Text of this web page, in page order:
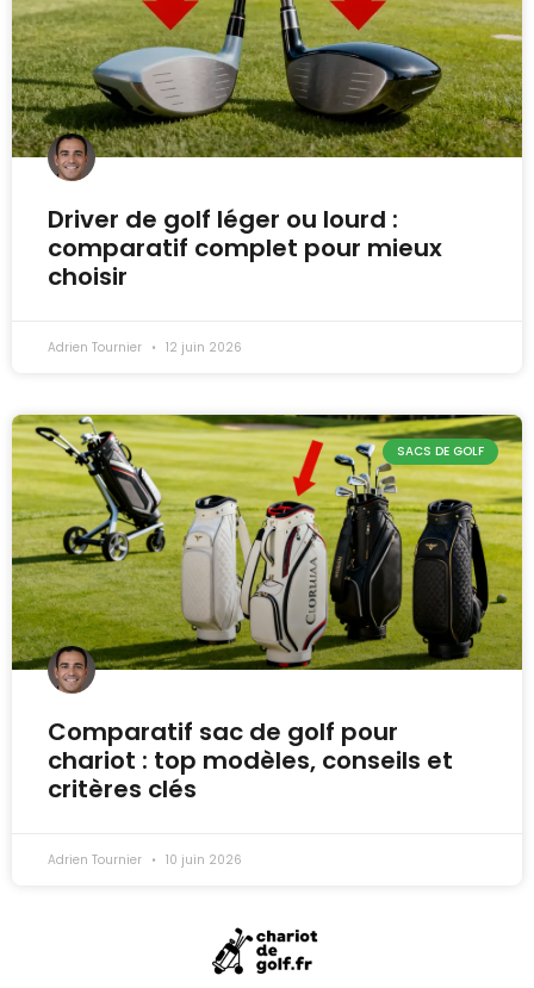
Driver de golf léger ou lourd :
comparatif complet pour mieux
choisir
Adrien Tournier 12 juin 2026
SACS DE GOLF
Comparatif sac de golf pour
chariot : top modèles, conseils et
critères clés
Adrien Tournier 10 juin 2026